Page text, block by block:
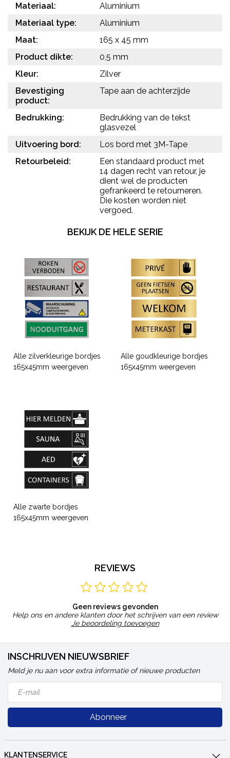
Materiaal:
Aluminium
Materiaal type:
Aluminium
Maat:
165 x 45 mm
Product dikte:
0,5 mm
Kleur:
Zilver
Bevestiging
product:
Tape aan de achterzijde
Bedrukking:
Bedrukking van de tekst
glasvezel
Uitvoering bord:
Los bord met 3M-Tape
Retourbeleid:
Een standaard product met
14 dagen recht van retour, je
dient wel de producten
gefrankeerd te retourneren.
Die kosten worden niet
vergoed.
BEKIJK DE HELE SERIE
Alle zilverkleurige bordjes
165x45mm weergeven
Alle goudkleurige bordjes
165x45mm weergeven
Alle zwarte bordjes
165x45mm weergeven
REVIEWS
Geen reviews gevonden
Help ons en andere klanten door het schrijven van een review
Je beoordeling toevoegen
INSCHRIJVEN NIEUWSBRIEF
Meld je nu aan voor extra informatie of nieuwe producten
Abonneer
KLANTENSERVICE